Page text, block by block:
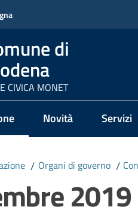
di
CIVICA MONET
Novità Servizi
/ Organi di governo /
2019